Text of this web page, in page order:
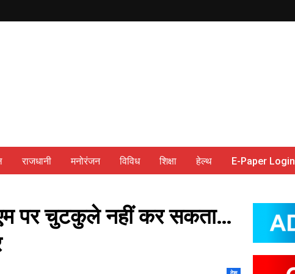
राजधानी मनोरंजन विविध शिक्षा हेल्थ E-Paper Login
पर चुटकुले नहीं कर सकता…